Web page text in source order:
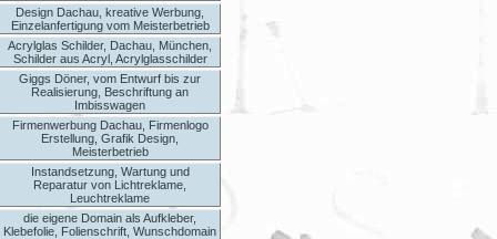
Design Dachau, kreative Werbung,
Einzelanfertigung vom Meisterbetrieb
Acrylglas Schilder, Dachau, München,
Schilder aus Acryl, Acrylglasschilder
Giggs Döner, vom Entwurf bis zur
Realisierung, Beschriftung an
Imbisswagen
Firmenwerbung Dachau, Firmenlogo
Erstellung, Grafik Design,
Meisterbetrieb
Instandsetzung, Wartung und
Reparatur von Lichtreklame,
Leuchtreklame
die eigene Domain als Aufkleber,
Klebefolie, Folienschrift, Wunschdomain